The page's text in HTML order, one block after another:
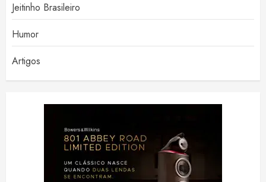
Jeitinho Brasileiro
Humor
Artigos